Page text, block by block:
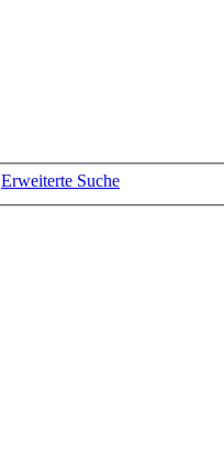
Erweiterte Suche